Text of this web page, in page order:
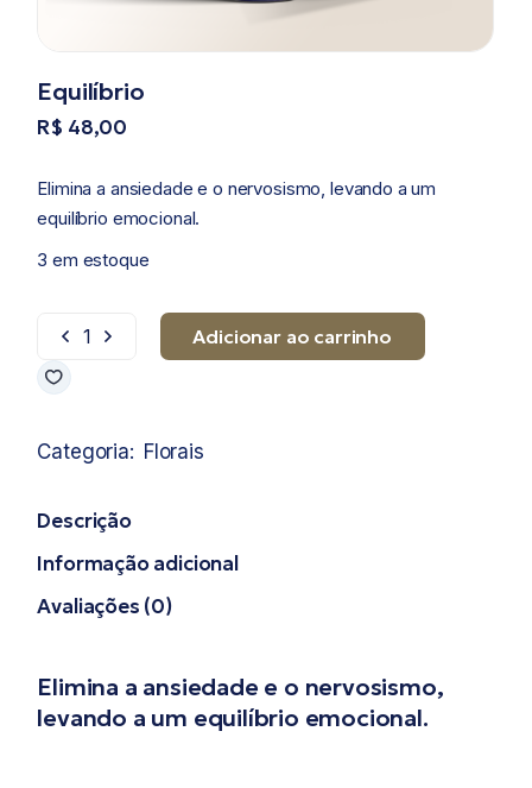
Equilíbrio
R$ 48,00
Elimina a ansiedade e o nervosismo, levando a um
equilíbrio emocional.
3 em estoque
Equilíbrio quantidadeAdicionar ao carrinho
Categoria: Florais
Descrição
Informação adicional
Avaliações (0)
Elimina a ansiedade e o nervosismo,
levando a um equilíbrio emocional.